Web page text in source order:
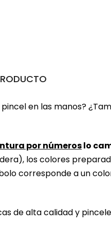
en las manos?
por númeroslo
los colores
corresponde a un
de alta calidad y